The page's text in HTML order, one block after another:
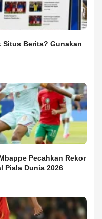
Situs Berita? Gunakan
Pecahkan Rekor
Piala Dunia 2026